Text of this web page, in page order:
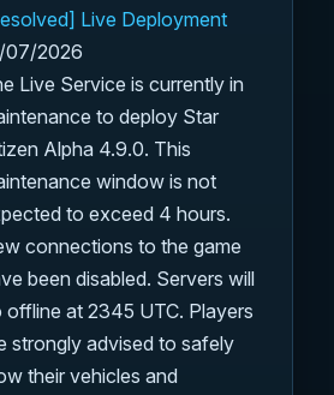
Live Deployment
07/2026
Live Service is currently in
to deploy Star
Alpha 4.9.0. This
window is not
to exceed 4 hours.
connections to the game
been disabled. Servers will
offline at 2345 UTC. Players
strongly advised to safely
their vehicles and